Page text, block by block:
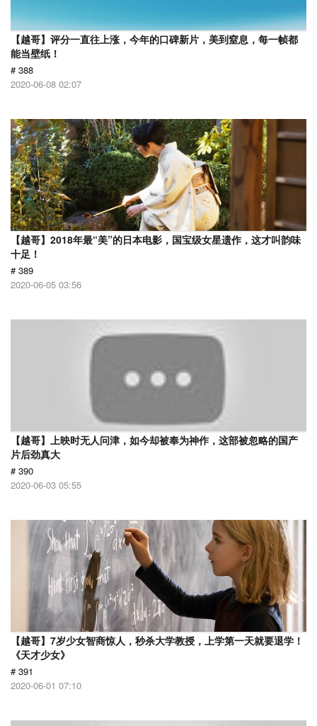
【越哥】评分一直往上涨，今年的口碑新片，美到窒息，每一帧都
能当壁纸！
# 388
2020-06-08 02:07
【越哥】2018年最“美”的日本电影，国宝级女星遗作，这才叫韵味
十足！
# 389
2020-06-05 03:56
【越哥】上映时无人问津，如今却被奉为神作，这部被忽略的国产
片后劲真大
# 390
2020-06-03 05:55
【越哥】7岁少女智商惊人，秒杀大学教授，上学第一天就要退学！
《天才少女》
# 391
2020-06-01 07:10